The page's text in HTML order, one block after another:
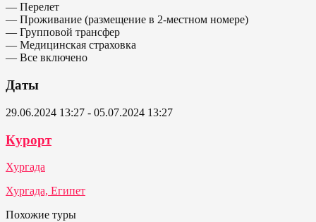
— Перелет
— Проживание (размещение в 2-местном номере)
— Групповой трансфер
— Медицинская страховка
— Все включено
Даты
29.06.2024 13:27 - 05.07.2024 13:27
Курорт
Хургада
Хургада, Египет
Похожие туры